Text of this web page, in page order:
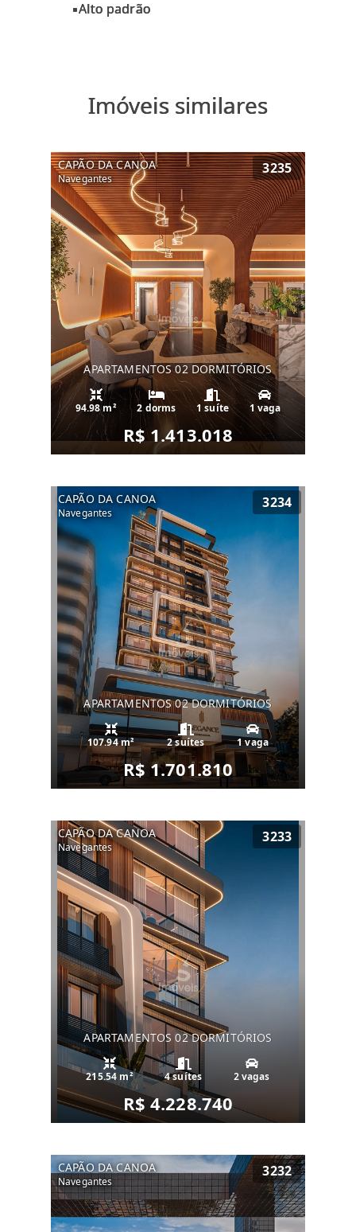
Imóveis similares
CAPÃO DA CANOA
Navegantes
3235
APARTAMENTOS 02 DORMITÓRIOS
94.98 m² 2 dorms 1 suíte 1 vaga
R$ 1.413.018
CAPÃO DA CANOA
Navegantes
3234
APARTAMENTOS 02 DORMITÓRIOS
107.94 m² 2 suítes 1 vaga
R$ 1.701.810
CAPÃO DA CANOA
Navegantes
3233
APARTAMENTOS 02 DORMITÓRIOS
215.54 m² 4 suítes 2 vagas
R$ 4.228.740
CAPÃO DA CANOA
Navegantes
3232